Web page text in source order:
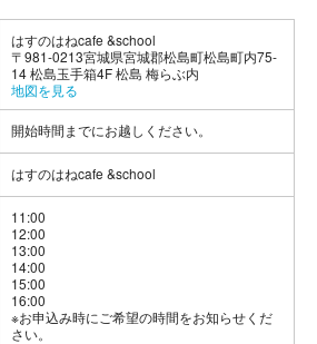
はすのはねcafe &school
〒981-0213宮城県宮城郡松島町松島町内75-
14 松島玉手箱4F 松島 梅らぶ内
地図を見る
開始時間までにお越しください。
はすのはねcafe &school
11:00
12:00
13:00
14:00
15:00
16:00
※お申込み時にご希望の時間をお知らせくだ
さい。